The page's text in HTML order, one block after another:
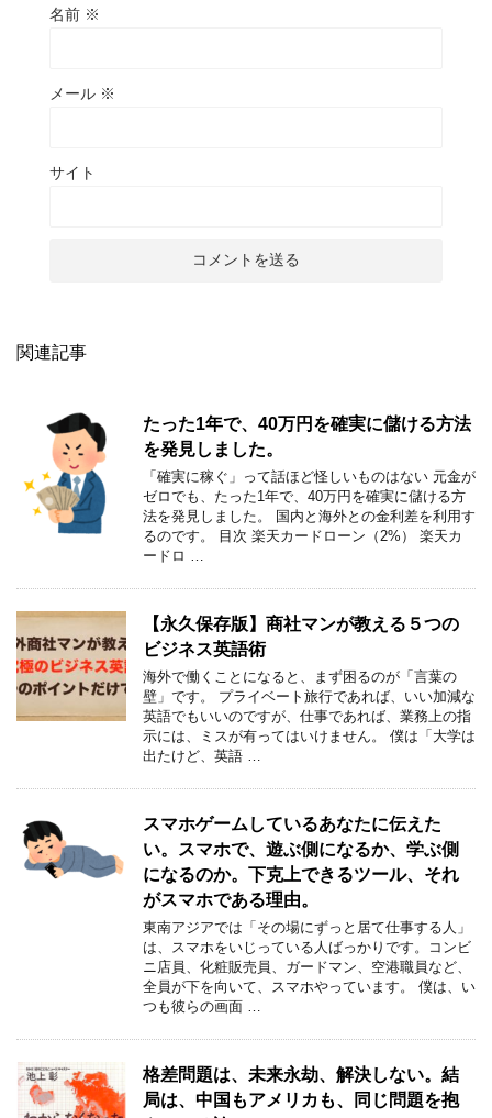
名前 ※
メール ※
サイト
関連記事
たった1年で、40万円を確実に儲ける方法
を発見しました。
「確実に稼ぐ」って話ほど怪しいものはない 元金が
ゼロでも、たった1年で、40万円を確実に儲ける方
法を発見しました。 国内と海外との金利差を利用す
るのです。 目次 楽天カードローン（2%） 楽天カ
ードロ …
【永久保存版】商社マンが教える５つの
ビジネス英語術
海外で働くことになると、まず困るのが「言葉の
壁」です。 プライベート旅行であれば、いい加減な
英語でもいいのですが、仕事であれば、業務上の指
示には、ミスが有ってはいけません。 僕は「大学は
出たけど、英語 …
スマホゲームしているあなたに伝えた
い。スマホで、遊ぶ側になるか、学ぶ側
になるのか。下克上できるツール、それ
がスマホである理由。
東南アジアでは「その場にずっと居て仕事する人」
は、スマホをいじっている人ばっかりです。コンビ
ニ店員、化粧販売員、ガードマン、空港職員など、
全員が下を向いて、スマホやっています。 僕は、い
つも彼らの画面 …
格差問題は、未来永劫、解決しない。結
局は、中国もアメリカも、同じ問題を抱